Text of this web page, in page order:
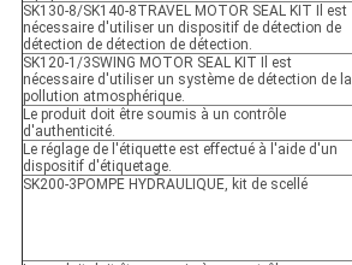
SK130-8/SK140-8TRAVEL MOTOR SEAL KIT Il est
nécessaire d'utiliser un dispositif de détection de
détection de détection de détection.
SK120-1/3SWING MOTOR SEAL KIT Il est
nécessaire d'utiliser un système de détection de la
pollution atmosphérique.
Le produit doit être soumis à un contrôle
d'authenticité.
Le réglage de l'étiquette est effectué à l'aide d'un
dispositif d'étiquetage.
SK200-3POMPE HYDRAULIQUE, kit de scellé